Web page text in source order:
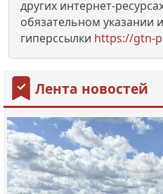
других интернет-
обязательном указании
гиперссылки https://gtn-
Лента новостей